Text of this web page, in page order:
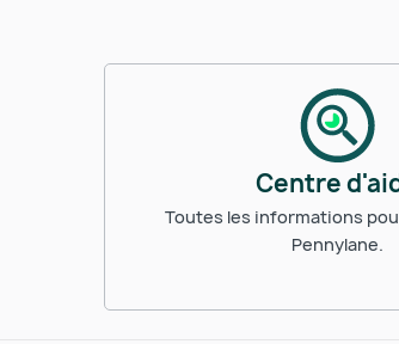
Centre
Toutes les informations
Pennylane.